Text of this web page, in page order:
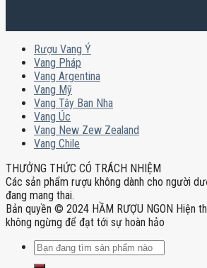
Rượu Vang Ý
Vang Pháp
Vang Argentina
Vang Mỹ
Vang Tây Ban Nha
Vang Úc
Vang New Zew Zealand
Vang Chile
THƯỞNG THỨC CÓ TRÁCH NHIỆM
Các sản phẩm rượu không dành cho người
đang mang thai.
Bản quyền © 2024 HẦM RƯỢU NGON Hiện
không ngừng để đạt tới sự hoàn hảo
Tìm